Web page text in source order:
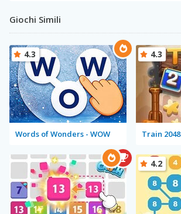
Giochi Simili
Words of Wonders - WOW
4.3
Train 2048
4.3
4.2